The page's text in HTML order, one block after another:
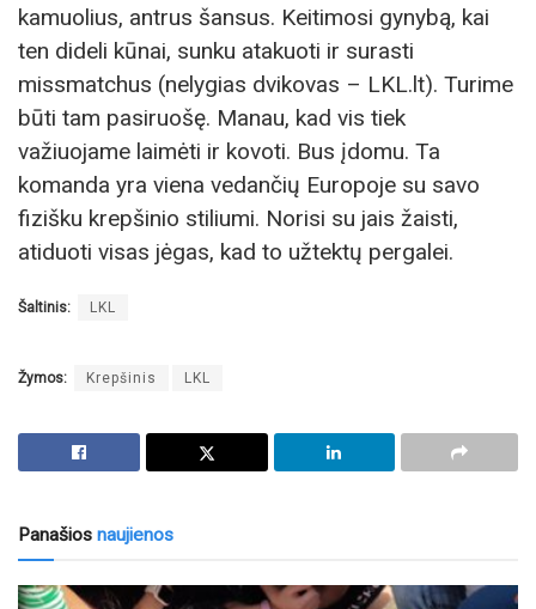
kamuolius, antrus šansus. Keitimosi gynybą, kai
ten dideli kūnai, sunku atakuoti ir surasti
missmatchus (nelygias dvikovas – LKL.lt). Turime
būti tam pasiruošę. Manau, kad vis tiek
važiuojame laimėti ir kovoti. Bus įdomu. Ta
komanda yra viena vedančių Europoje su savo
fizišku krepšinio stiliumi. Norisi su jais žaisti,
atiduoti visas jėgas, kad to užtektų pergalei.
Šaltinis: LKL
Žymos: Krepšinis LKL
Panašios naujienos